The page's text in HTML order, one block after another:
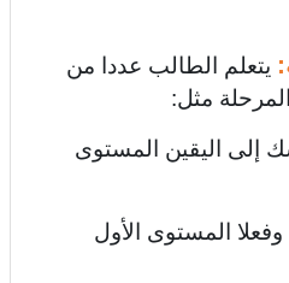
يتعلم الطالب عددا من
مثل:
اليقين المستوى
المستوى الأول